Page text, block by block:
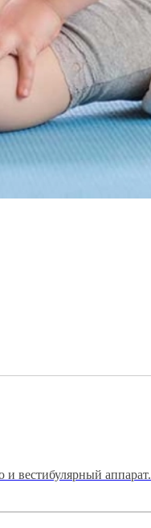
вестибулярный аппарат.